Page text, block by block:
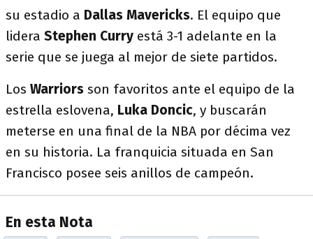
su estadio a Dallas Mavericks. El equipo que
lidera Stephen Curry está 3-1 adelante en la
serie que se juega al mejor de siete partidos.
Los Warriors son favoritos ante el equipo de la
estrella eslovena, Luka Doncic, y buscarán
meterse en una final de la NBA por décima vez
en su historia. La franquicia situada en San
Francisco posee seis anillos de campeón.
En esta Nota